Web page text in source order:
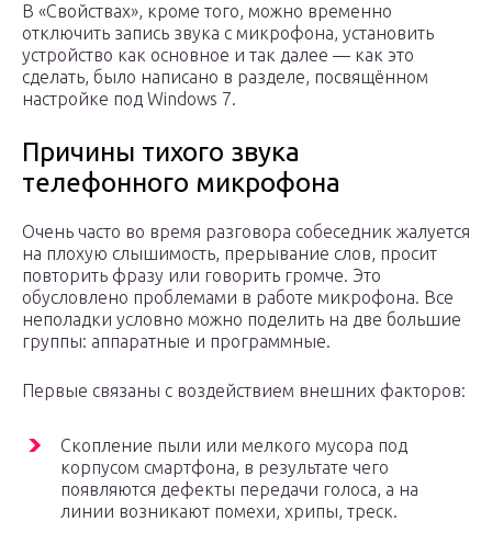
В «Свойствах», кроме того, можно временно
отключить запись звука с микрофона, установить
устройство как основное и так далее — как это
сделать, было написано в разделе, посвящённом
настройке под Windows 7.
Причины тихого звука
телефонного микрофона
Очень часто во время разговора собеседник жалуется
на плохую слышимость, прерывание слов, просит
повторить фразу или говорить громче. Это
обусловлено проблемами в работе микрофона. Все
неполадки условно можно поделить на две большие
группы: аппаратные и программные.
Первые связаны с воздействием внешних факторов:
Скопление пыли или мелкого мусора под
корпусом смартфона, в результате чего
появляются дефекты передачи голоса, а на
линии возникают помехи, хрипы, треск.